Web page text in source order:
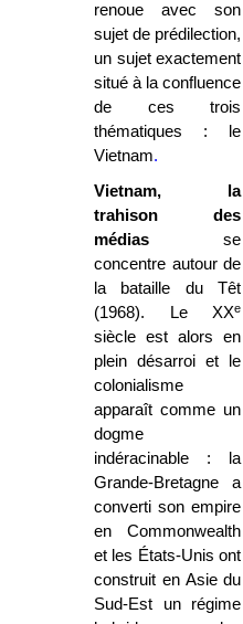
renoue avec son
sujet de prédilection,
un sujet exactement
situé à la confluence
de ces trois
thématiques : le
Vietnam.
Vietnam, la
trahison des
médias se
concentre autour de
la bataille du Têt
(1968). Le XXe
siècle est alors en
plein désarroi et le
colonialisme
apparaît comme un
dogme
indéracinable : la
Grande-Bretagne a
converti son empire
en Commonwealth
et les États-Unis ont
construit en Asie du
Sud-Est un régime